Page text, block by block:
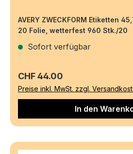
AVERY ZWECKFORM Etiketten
20 Folie, wetterfest 960 Stk./20
Sofort verfügbar
Regulärer Preis:
CHF 44.00
Preise inkl. MwSt. zzgl.
In den